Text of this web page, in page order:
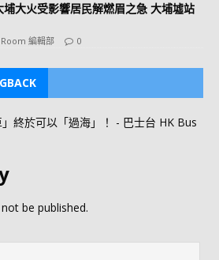
大火受影響居民解燃眉之急 大埔墟站
編輯部 0
」終於可以「過海」！ - 巴士台 HK Bus
be published.